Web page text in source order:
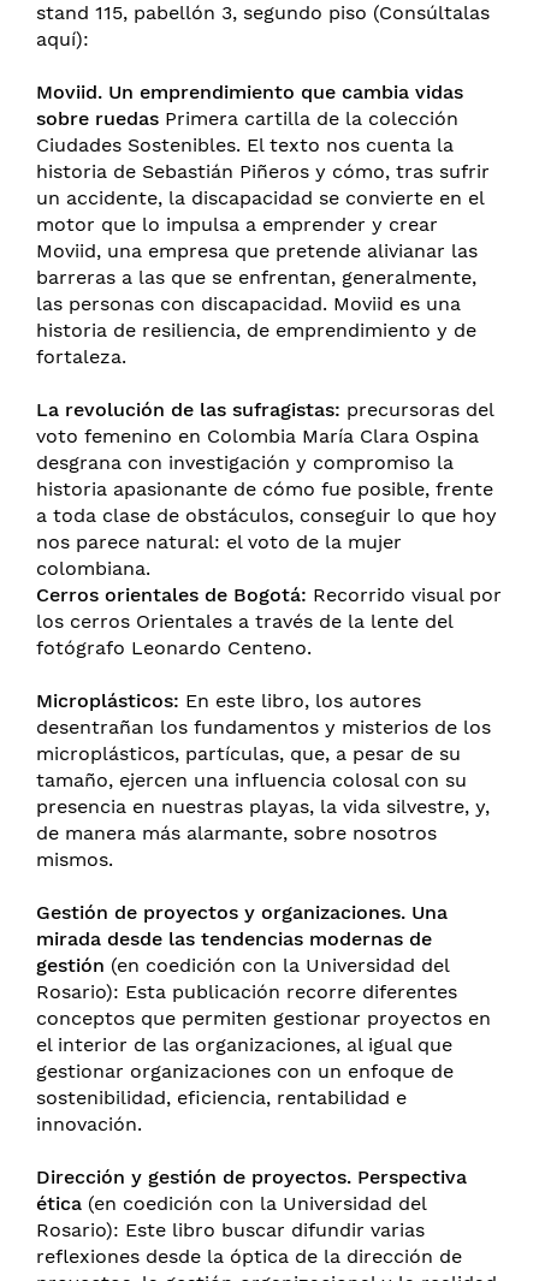
stand 115, pabellón 3, segundo piso (Consúltalas
aquí):
Moviid. Un emprendimiento que cambia vidas
sobre ruedas Primera cartilla de la colección
Ciudades Sostenibles. El texto nos cuenta la
historia de Sebastián Piñeros y cómo, tras sufrir
un accidente, la discapacidad se convierte en el
motor que lo impulsa a emprender y crear
Moviid, una empresa que pretende alivianar las
barreras a las que se enfrentan, generalmente,
las personas con discapacidad. Moviid es una
historia de resiliencia, de emprendimiento y de
fortaleza.
La revolución de las sufragistas: precursoras del
voto femenino en Colombia María Clara Ospina
desgrana con investigación y compromiso la
historia apasionante de cómo fue posible, frente
a toda clase de obstáculos, conseguir lo que hoy
nos parece natural: el voto de la mujer
colombiana.
Cerros orientales de Bogotá: Recorrido visual por
los cerros Orientales a través de la lente del
fotógrafo Leonardo Centeno.
Microplásticos: En este libro, los autores
desentrañan los fundamentos y misterios de los
microplásticos, partículas, que, a pesar de su
tamaño, ejercen una influencia colosal con su
presencia en nuestras playas, la vida silvestre, y,
de manera más alarmante, sobre nosotros
mismos.
Gestión de proyectos y organizaciones. Una
mirada desde las tendencias modernas de
gestión (en coedición con la Universidad del
Rosario): Esta publicación recorre diferentes
conceptos que permiten gestionar proyectos en
el interior de las organizaciones, al igual que
gestionar organizaciones con un enfoque de
sostenibilidad, eficiencia, rentabilidad e
innovación.
Dirección y gestión de proyectos. Perspectiva
ética (en coedición con la Universidad del
Rosario): Este libro buscar difundir varias
reflexiones desde la óptica de la dirección de